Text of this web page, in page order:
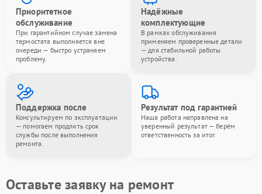
Приоритетное
обслуживание
При гарантийном случае замена
термостата выполняется вне
очереди — быстро устраняем
проблему.
Надёжные
комплектующие
В рамках обслуживания
применяем проверенные детали
— для стабильной работы
устройства.
Поддержка после
Консультируем по эксплуатации
— помогаем продлить срок
службы после выполнения
ремонта.
Результат под гарантией
Наша работа направлена на
уверенный результат — берём
ответственность за итог.
Оставьте заявку на ремонт